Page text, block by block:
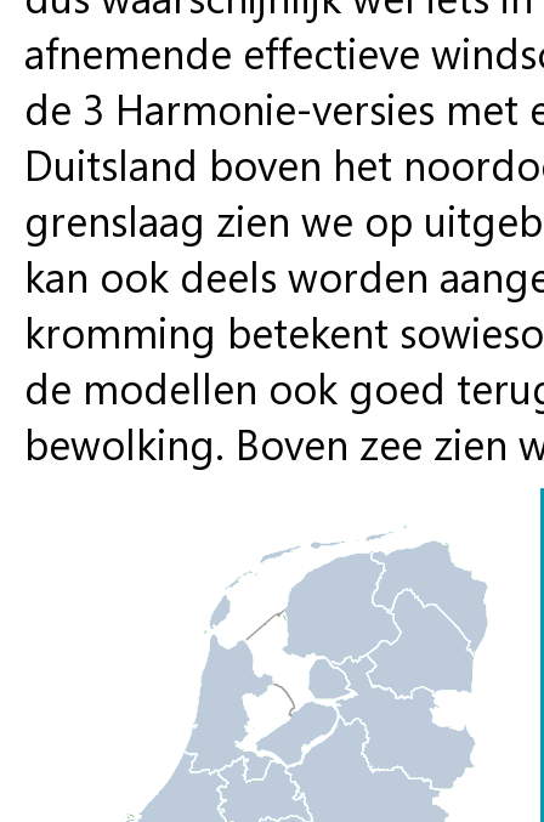
afnemende effectieve
de 3 Harmonie-versies met
Duitsland boven het
grenslaag zien we op
kan ook deels worden
kromming betekent
de modellen ook goed
bewolking. Boven zee zien